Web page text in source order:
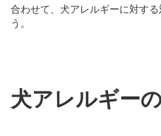
合わせて、犬アレルギーに対す
う。
犬アレルギー